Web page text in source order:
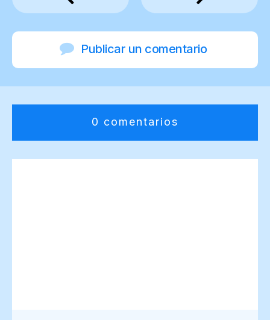
Publicar un comentario
0 comentarios